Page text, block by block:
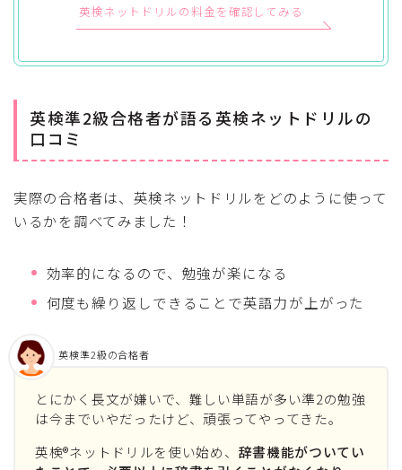
英検ネットドリルの料金を確認してみる
英検準2級合格者が語る英検ネットドリルの
口コミ
実際の合格者は、英検ネットドリルをどのように使って
いるかを調べてみました！
効率的になるので、勉強が楽になる
何度も繰り返しできることで英語力が上がった
とにかく長文が嫌いで、難しい単語が多い準2の勉強
は今までいやだったけど、頑張ってやってきた。
英検®ネットドリルを使い始め、 辞書機能がついてい
英検準2級の合格者